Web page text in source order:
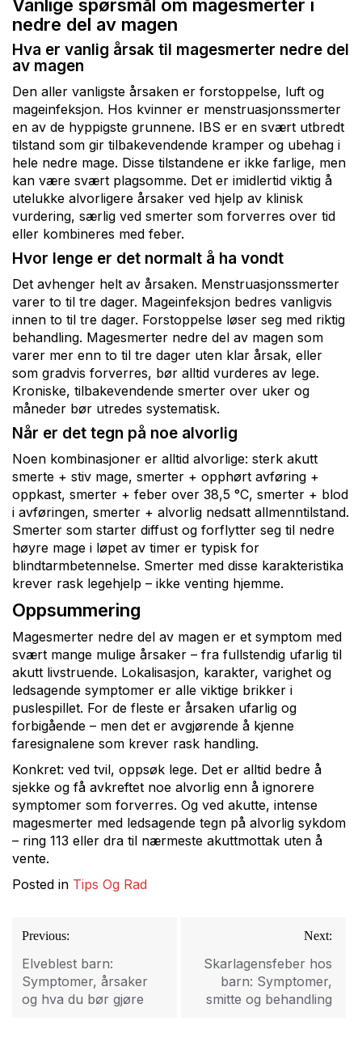
Vanlige spørsmål om magesmerter i
nedre del av magen
Hva er vanlig årsak til magesmerter nedre del
av magen
Den aller vanligste årsaken er forstoppelse, luft og
mageinfeksjon. Hos kvinner er menstruasjonssmerter
en av de hyppigste grunnene. IBS er en svært utbredt
tilstand som gir tilbakevendende kramper og ubehag i
hele nedre mage. Disse tilstandene er ikke farlige, men
kan være svært plagsomme. Det er imidlertid viktig å
utelukke alvorligere årsaker ved hjelp av klinisk
vurdering, særlig ved smerter som forverres over tid
eller kombineres med feber.
Hvor lenge er det normalt å ha vondt
Det avhenger helt av årsaken. Menstruasjonssmerter
varer to til tre dager. Mageinfeksjon bedres vanligvis
innen to til tre dager. Forstoppelse løser seg med riktig
behandling. Magesmerter nedre del av magen som
varer mer enn to til tre dager uten klar årsak, eller
som gradvis forverres, bør alltid vurderes av lege.
Kroniske, tilbakevendende smerter over uker og
måneder bør utredes systematisk.
Når er det tegn på noe alvorlig
Noen kombinasjoner er alltid alvorlige: sterk akutt
smerte + stiv mage, smerter + opphørt avføring +
oppkast, smerter + feber over 38,5 °C, smerter + blod
i avføringen, smerter + alvorlig nedsatt allmenntilstand.
Smerter som starter diffust og forflytter seg til nedre
høyre mage i løpet av timer er typisk for
blindtarmbetennelse. Smerter med disse karakteristika
krever rask legehjelp – ikke venting hjemme.
Oppsummering
Magesmerter nedre del av magen er et symptom med
svært mange mulige årsaker – fra fullstendig ufarlig til
akutt livstruende. Lokalisasjon, karakter, varighet og
ledsagende symptomer er alle viktige brikker i
puslespillet. For de fleste er årsaken ufarlig og
forbigående – men det er avgjørende å kjenne
faresignalene som krever rask handling.
Konkret: ved tvil, oppsøk lege. Det er alltid bedre å
sjekke og få avkreftet noe alvorlig enn å ignorere
symptomer som forverres. Og ved akutte, intense
magesmerter med ledsagende tegn på alvorlig sykdom
– ring 113 eller dra til nærmeste akuttmottak uten å
vente.
Posted in Tips Og Rad
Innleggsnavigasjon
Previous:
Elveblest barn:
Symptomer, årsaker
og hva du bør gjøre
Next:
Skarlagensfeber hos
barn: Symptomer,
smitte og behandling